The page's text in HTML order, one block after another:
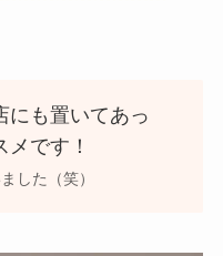
にも置いてあっ
です！
した（笑）